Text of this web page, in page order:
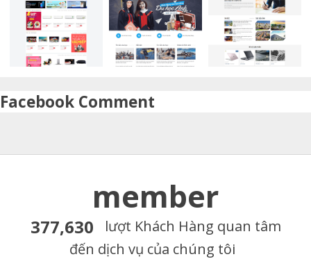
Facebook Comment
member
377,630
lượt Khách Hàng quan tâm
đến dịch vụ của chúng tôi